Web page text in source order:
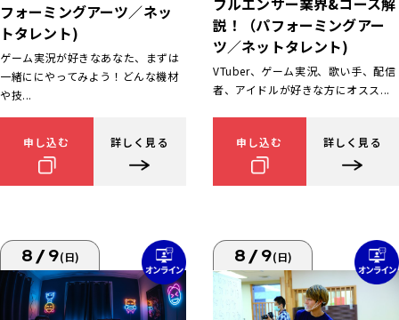
フォーミングアーツ／ネッ
トタレント)
ゲーム実況が好きなあなた、まずは
一緒ににやってみよう！どんな機材
や技...
申し込む 詳しく見る
説！（パフォーミングアー
ツ／ネットタレント)
VTuber、ゲーム実況、歌い手、配信
者、アイドルが好きな方にオスス...
申し込む 詳しく見る
8/9(日) 8/9(日)